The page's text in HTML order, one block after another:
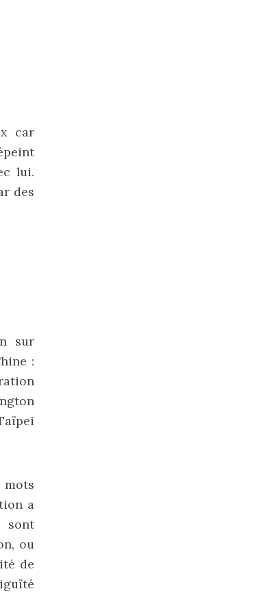
car
lui.
des
sur
:
mots
a
sont
ou
de